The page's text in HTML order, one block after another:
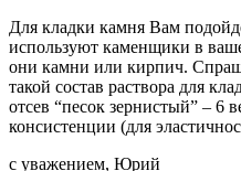
Для кладки камня Вам
используют каменщики в
они камни или кирпич.
такой состав раствора для
отсев “песок зернистый” – 6
консистенции (для
с уважением, Юрий